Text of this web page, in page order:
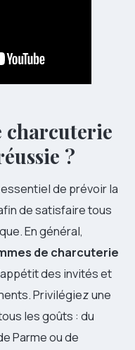
charcuterie
?
de prévoir la
de satisfaire tous
En général,
de charcuterie
des invités et
Privilégiez une
les goûts : du
Parme ou de